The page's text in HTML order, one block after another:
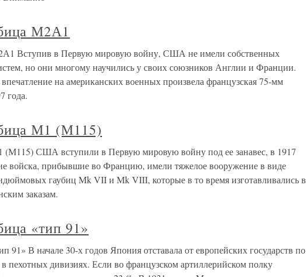
М2А1
Вступив в Первую мировую войну, США не имели собственных
но они многому научились у своих союзников Англии и Франции.
на американских военных произвела французская 75-мм
года.
М1 (М115)
(М115) США вступили в Первую мировую войну под ее занавес, в 1917
войска, прибывшие во Францию, имели тяжелое вооружение в виде
гаубиц Mk VII и Mk VIII, которые в то время изготавливались в
заказам.
«тип 91»
91» В начале 30-х годов Япония отставала от европейских государств по
в пехотных дивизиях. Если во французском артиллерийском полку